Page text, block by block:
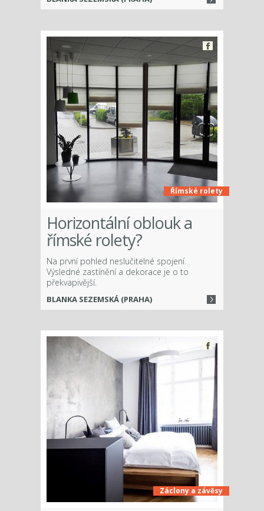
Římské rolety
Horizontální oblouk a
římské rolety?
Na první pohled neslučitelné spojení.
Výsledné zastínění a dekorace je o to
překvapivější.
BLANKA SEZEMSKÁ (PRAHA)
Záclony a závěsy